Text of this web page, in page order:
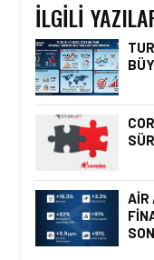
İLGILI
AIR